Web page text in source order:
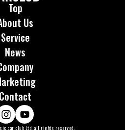
Top
Us
Service
News
Contact
car club Ltd. all rights reserved.